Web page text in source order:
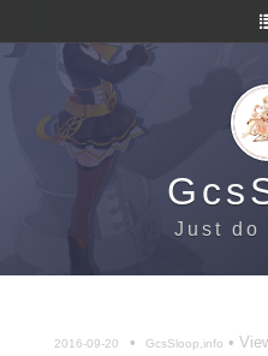
Just do
2016-09-20 • GcsSloop,info •